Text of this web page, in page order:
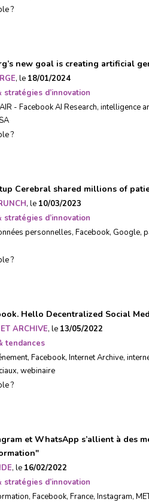
?
new goal is creating artificial
, le 18/01/2024
d’innovation
- Facebook AI Research, intelligence
?
Cerebral shared millions of
, le 10/03/2023
d’innovation
personnelles, Facebook, Google,
?
Hello Decentralized Social
ARCHIVE, le 13/05/2022
tendances
, Facebook, Internet Archive,
, webinaire
?
et WhatsApp s’allient à des
"
, le 16/02/2022
d’innovation
, Facebook, France, Instagram,